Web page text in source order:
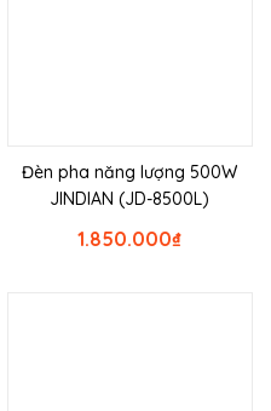
Đèn pha năng lượng 500W
JINDIAN (JD-8500L)
₫
1.850.000